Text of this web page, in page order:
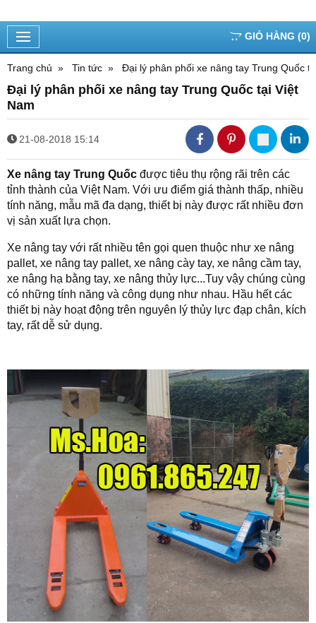
GIỎ HÀNG (0)
Trang chủ Tin tức Đại lý phân phối xe nâng tay Trung Quốc
Đại lý phân phối xe nâng tay Trung Quốc tại Việt
Nam
21-08-2018 15:14
Xe nâng tay Trung Quốc được tiêu thụ rộng rãi trên các
tỉnh thành của Việt Nam. Với ưu điểm giá thành thấp, nhiều
tính năng, mẫu mã đa dạng, thiết bị này được rất nhiều đơn
vị sản xuất lựa chọn.
Xe nâng tay với rất nhiều tên gọi quen thuộc như xe nâng
pallet, xe nâng tay pallet, xe nâng cày tay, xe nâng cầm tay,
xe nâng hạ bằng tay, xe nâng thủy lực...Tuy vậy chúng cùng
có những tính năng và công dụng như nhau. Hầu hết các
thiết bị này hoạt động trên nguyên lý thủy lực đạp chân, kích
tay, rất dễ sử dụng.